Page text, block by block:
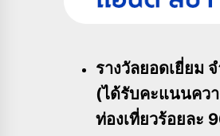
รางวัลยอดเยี่ยม
(ได้รับคะแนนคว
ท่องเที่ยวร้อยละ